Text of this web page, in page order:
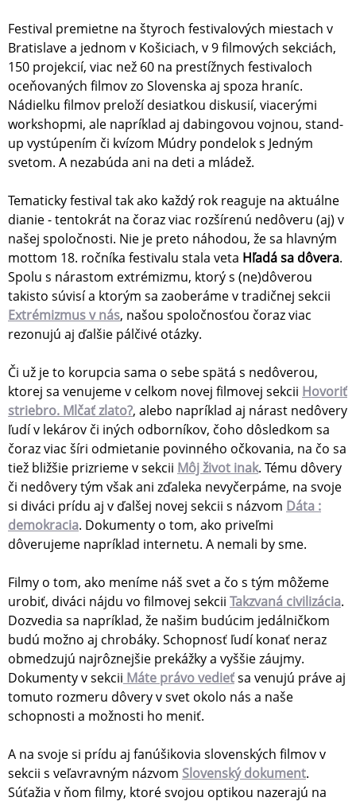
Festival premietne na štyroch festivalových miestach v
Bratislave a jednom v Košiciach, v 9 filmových sekciách,
150 projekcií, viac než 60 na prestížnych festivaloch
oceňovaných filmov zo Slovenska aj spoza hraníc.
Nádielku filmov preloží desiatkou diskusií, viacerými
workshopmi, ale napríklad aj dabingovou vojnou, stand-
up vystúpením či kvízom Múdry pondelok s Jedným
svetom. A nezabúda ani na deti a mládež.
Tematicky festival tak ako každý rok reaguje na aktuálne
dianie - tentokrát na čoraz viac rozšírenú nedôveru (aj) v
našej spoločnosti. Nie je preto náhodou, že sa hlavným
mottom 18. ročníka festivalu stala veta Hľadá sa dôvera.
Spolu s nárastom extrémizmu, ktorý s (ne)dôverou
takisto súvisí a ktorým sa zaoberáme v tradičnej sekcii
Extrémizmus v nás, našou spoločnosťou čoraz viac
rezonujú aj ďalšie pálčivé otázky.
Či už je to korupcia sama o sebe spätá s nedôverou,
ktorej sa venujeme v celkom novej filmovej sekcii Hovoriť
striebro. Mlčať zlato?, alebo napríklad aj nárast nedôvery
ľudí v lekárov či iných odborníkov, čoho dôsledkom sa
čoraz viac šíri odmietanie povinného očkovania, na čo sa
tiež bližšie prizrieme v sekcii Môj život inak. Tému dôvery
či nedôvery tým však ani zďaleka nevyčerpáme, na svoje
si diváci prídu aj v ďalšej novej sekcii s názvom Dáta :
demokracia. Dokumenty o tom, ako priveľmi
dôverujeme napríklad internetu. A nemali by sme.
Filmy o tom, ako meníme náš svet a čo s tým môžeme
urobiť, diváci nájdu vo filmovej sekcii Takzvaná civilizácia.
Dozvedia sa napríklad, že našim budúcim jedálničkom
budú možno aj chrobáky. Schopnosť ľudí konať neraz
obmedzujú najrôznejšie prekážky a vyššie záujmy.
Dokumenty v sekcii Máte právo vedieťsa venujú práve aj
tomuto rozmeru dôvery v svet okolo nás a naše
schopnosti a možnosti ho meniť.
A na svoje si prídu aj fanúšikovia slovenských filmov v
sekcii s veľavravným názvom Slovenský dokument.
Súťažia v ňom filmy, ktoré svojou optikou nazerajú na